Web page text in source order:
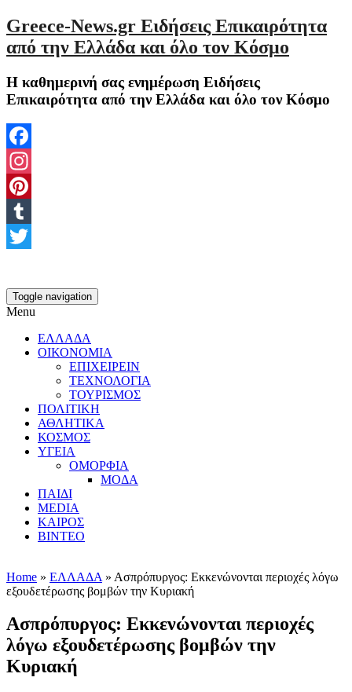
Greece-News.gr Ειδήσεις Επικαιρότητα
από την Ελλάδα και όλο τον Κόσμο
Η καθημερινή σας ενημέρωση Ειδήσεις
Επικαιρότητα από την Ελλάδα και όλο τον Κόσμο
Facebook
Instagram
Pinterest
Tumblr
Toggle navigation
Menu
ΕΛΛΑΔΑ
ΟΙΚΟΝΟΜΙΑ
ΕΠΙΧΕΙΡΕΙΝ
ΤΕΧΝΟΛΟΓΙΑ
ΤΟΥΡΙΣΜΟΣ
ΠΟΛΙΤΙΚΗ
ΑΘΛΗΤΙΚΑ
ΚΟΣΜΟΣ
ΥΓΕΙΑ
ΟΜΟΡΦΙΑ
ΜΟΔΑ
ΠΑΙΔΙ
MEDIA
ΚΑΙΡΟΣ
ΒΙΝΤΕΟ
Home » ΕΛΛΑΔΑ » Ασπρόπυργος: Εκκενώνονται περιοχές λόγω
εξουδετέρωσης βομβών την Κυριακή
Ασπρόπυργος: Εκκενώνονται περιοχές
λόγω εξουδετέρωσης βομβών την
Κυριακή